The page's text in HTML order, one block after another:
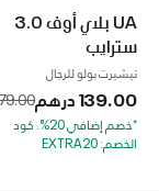
UA بلاي أوف 3.0
سترايب
تيشيرت بولو للرجال
139.00 درهم from
279.00
*خصم إضافي 20%. كود
الخصم: EXTRA20